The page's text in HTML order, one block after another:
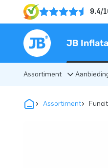
9.4/
JB
Assortiment
Assortiment